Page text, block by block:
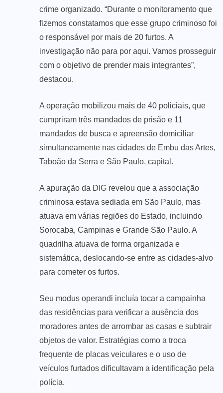
crime organizado. “Durante o monitoramento que
fizemos constatamos que esse grupo criminoso foi
o responsável por mais de 20 furtos. A
investigação não para por aqui. Vamos prosseguir
com o objetivo de prender mais integrantes”,
destacou.
A operação mobilizou mais de 40 policiais, que
cumpriram três mandados de prisão e 11
mandados de busca e apreensão domiciliar
simultaneamente nas cidades de Embu das Artes,
Taboão da Serra e São Paulo, capital.
A apuração da DIG revelou que a associação
criminosa estava sediada em São Paulo, mas
atuava em várias regiões do Estado, incluindo
Sorocaba, Campinas e Grande São Paulo. A
quadrilha atuava de forma organizada e
sistemática, deslocando-se entre as cidades-alvo
para cometer os furtos.
Seu modus operandi incluía tocar a campainha
das residências para verificar a ausência dos
moradores antes de arrombar as casas e subtrair
objetos de valor. Estratégias como a troca
frequente de placas veiculares e o uso de
veículos furtados dificultavam a identificação pela
polícia.